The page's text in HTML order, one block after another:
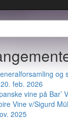
og
feb. 2026
vine på Bar’
Vine v/Sigurd
2025